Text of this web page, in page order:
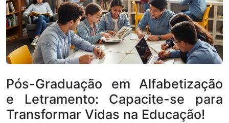
Pós-Graduação em Alfabetização
e Letramento: Capacite-se para
Transformar Vidas na Educação!